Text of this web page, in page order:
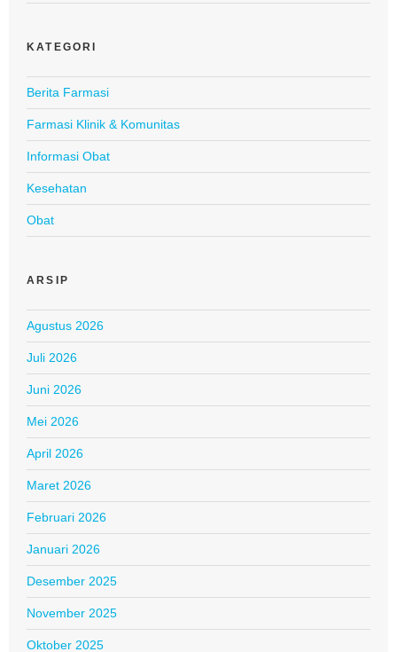
KATEGORI
Berita Farmasi
Farmasi Klinik & Komunitas
Informasi Obat
Kesehatan
Obat
ARSIP
Agustus 2026
Juli 2026
Juni 2026
Mei 2026
April 2026
Maret 2026
Februari 2026
Januari 2026
Desember 2025
November 2025
Oktober 2025